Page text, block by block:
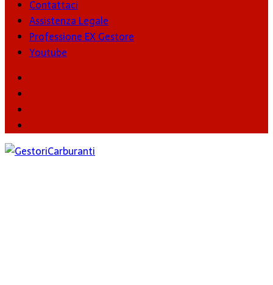
Contattaci
Assistenza Legale
Professione EX Gestore
Youtube